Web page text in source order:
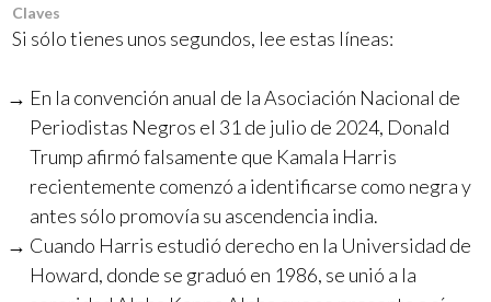
Claves
Si sólo tienes unos segundos, lee estas líneas:
En la convención anual de la Asociación Nacional de
Periodistas Negros el 31 de julio de 2024, Donald
Trump afirmó falsamente que Kamala Harris
recientemente comenzó a identificarse como negra y
antes sólo promovía su ascendencia india.
Cuando Harris estudió derecho en la Universidad de
Howard, donde se graduó en 1986, se unió a la